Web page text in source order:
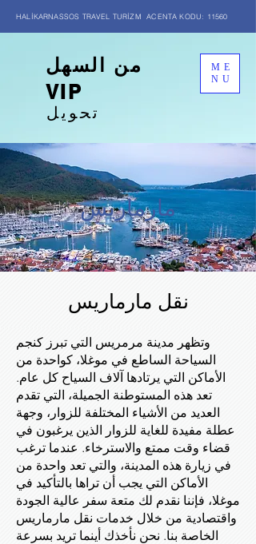
تحويل
من السهل
VIP
ME
NU
HALİKARNASSOS TRAVEL TURİZM ACENTA KODU: 11560
مارماريس
نقل مارماريس
وتظهر مدينة مرمريس التي تبرز كنجم
السياحة الساطع في موغلا، كواحدة من
الأماكن التي يرتادها آلاف السياح كل عام.
تعد هذه المستوطنة الجميلة، التي تقدم
العديد من الأشياء المختلفة للزوار، وجهة
عطلة مفيدة للغاية للزوار الذين يرغبون في
قضاء وقت ممتع والاسترخاء. عندما ترغب
في زيارة هذه المدينة، والتي تعد واحدة من
الأماكن التي يجب أن تراها بالتأكيد في
موغلا، فإننا نقدم لك متعة سفر عالية الجودة
واقتصادية من خلال خدمات نقل مارماريس
الخاصة بنا. نحن نأخذك أينما تريد بسرعة